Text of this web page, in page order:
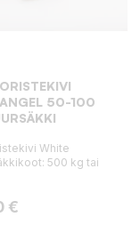
50-100
White
500 kg tai
€